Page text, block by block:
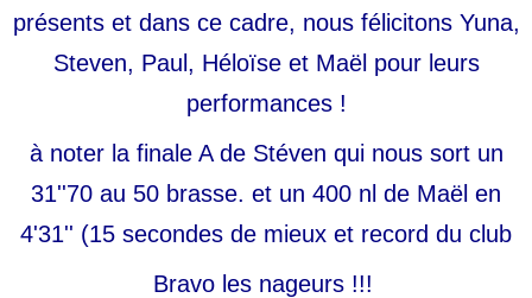
présents et dans ce cadre, nous félicitons Yuna,
Steven, Paul, Héloïse et Maël pour leurs
performances !
à noter la finale A de Stéven qui nous sort un
31''70 au 50 brasse. et un 400 nl de Maël en
4'31'' (15 secondes de mieux et record du club
Bravo les nageurs !!!